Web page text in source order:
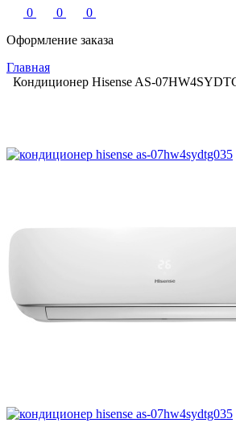
0
0
0
Оформление заказа
Главная
Кондиционер Hisense AS-